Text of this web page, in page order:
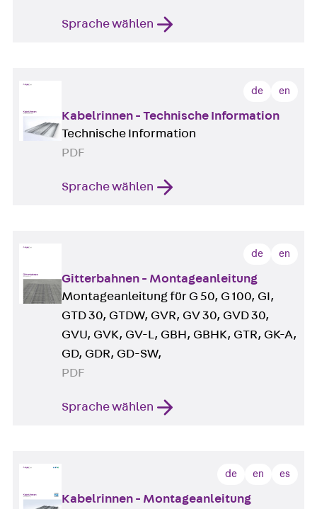
Sprache wählen
de en
Kabelrinnen - Technische Information
Technische Information
PDF
Sprache wählen
de en
Gitterbahnen - Montageanleitung
Montageanleitung für G 50, G 100, GI,
GTD 30, GTDW, GVR, GV 30, GVD 30,
GVU, GVK, GV-L, GBH, GBHK, GTR, GK-A,
GD, GDR, GD-SW,
PDF
Sprache wählen
de en es
Kabelrinnen - Montageanleitung